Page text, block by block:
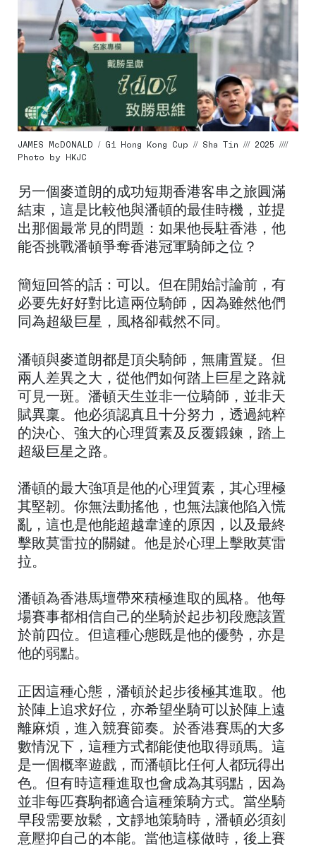
JAMES McDONALD / G1 Hong Kong Cup // Sha Tin /// 2025 ////
Photo by HKJC
另一個麥道朗的成功短期香港客串之旅圓滿
結束，這是比較他與潘頓的最佳時機，並提
出那個最常見的問題：如果他長駐香港，他
能否挑戰潘頓爭奪香港冠軍騎師之位？
簡短回答的話：可以。但在開始討論前，有
必要先好好對比這兩位騎師，因為雖然他們
同為超級巨星，風格卻截然不同。
潘頓與麥道朗都是頂尖騎師，無庸置疑。但
兩人差異之大，從他們如何踏上巨星之路就
可見一斑。潘頓天生並非一位騎師，並非天
賦異稟。他必須認真且十分努力，透過純粹
的決心、強大的心理質素及反覆鍛鍊，踏上
超級巨星之路。
潘頓的最大強項是他的心理質素，其心理極
其堅韌。你無法動搖他，也無法讓他陷入慌
亂，這也是他能超越韋達的原因，以及最終
擊敗莫雷拉的關鍵。他是於心理上擊敗莫雷
拉。
潘頓為香港馬壇帶來積極進取的風格。他每
場賽事都相信自己的坐騎於起步初段應該置
於前四位。但這種心態既是他的優勢，亦是
他的弱點。
正因這種心態，潘頓於起步後極其進取。他
於陣上追求好位，亦希望坐騎可以於陣上遠
離麻煩，進入競賽節奏。於香港賽馬的大多
數情況下，這種方式都能使他取得頭馬。這
是一個概率遊戲，而潘頓比任何人都玩得出
色。但有時這種進取也會成為其弱點，因為
並非每匹賽駒都適合這種策騎方式。當坐騎
早段需要放鬆，文靜地策騎時，潘頓必須刻
意壓抑自己的本能。當他這樣做時，後上賽